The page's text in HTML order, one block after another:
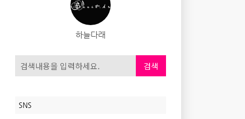
하늘다래
검색
SNS